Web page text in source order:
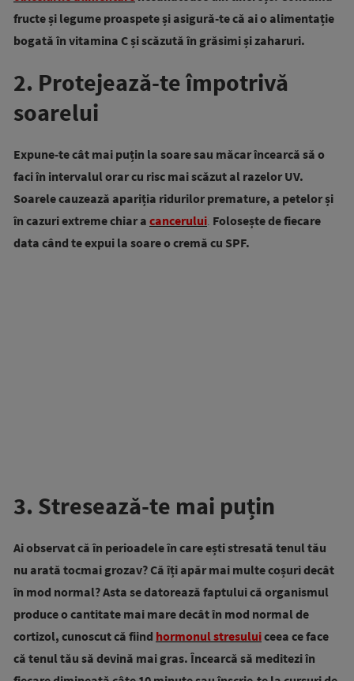
fructe și legume proaspete și asigură-te că ai o alimentație
bogată în vitamina C și scăzută în grăsimi și zaharuri.
2. Protejează-te împotrivă
soarelui
Expune-te cât mai puțin la soare sau măcar încearcă să o
faci în intervalul orar cu risc mai scăzut al razelor UV.
Soarele cauzează apariția ridurilor premature, a petelor și
în cazuri extreme chiar a cancerului. Folosește de fiecare
data când te expui la soare o cremă cu SPF.
3. Stresează-te mai puțin
Ai observat că în perioadele în care ești stresată tenul tău
nu arată tocmai grozav? Că îți apăr mai multe coșuri decât
în mod normal? Asta se datorează faptului că organismul
produce o cantitate mai mare decât în mod normal de
cortizol, cunoscut că fiind hormonul stresuluiceea ce face
că tenul tău să devină mai gras. Încearcă să meditezi în